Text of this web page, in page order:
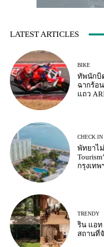
LATEST ARTICLES
BIKE
ทัพนักบิ
ฉากร้อ
แถว
CHECK IN
พัทยาไ
กรุงเท
TRENDY
ริน แอท
สถานที่